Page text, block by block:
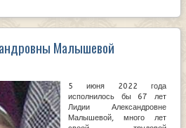
Малышевой
5 июня 2022 года
исполнилось бы 67 лет
Лидии Александровне
Малышевой, много лет